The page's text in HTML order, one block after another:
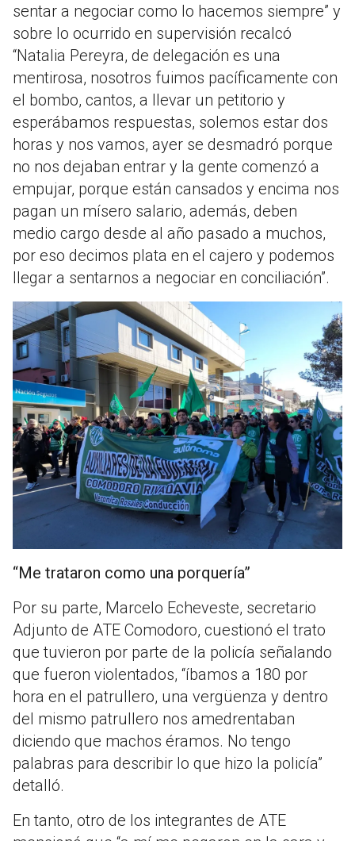
sentar a negociar como lo hacemos siempre” y
sobre lo ocurrido en supervisión recalcó
“Natalia Pereyra, de delegación es una
mentirosa, nosotros fuimos pacíficamente con
el bombo, cantos, a llevar un petitorio y
esperábamos respuestas, solemos estar dos
horas y nos vamos, ayer se desmadró porque
no nos dejaban entrar y la gente comenzó a
empujar, porque están cansados y encima nos
pagan un mísero salario, además, deben
medio cargo desde al año pasado a muchos,
por eso decimos plata en el cajero y podemos
llegar a sentarnos a negociar en conciliación”.
“Me trataron como una porquería”
Por su parte, Marcelo Echeveste, secretario
Adjunto de ATE Comodoro, cuestionó el trato
que tuvieron por parte de la policía señalando
que fueron violentados, “íbamos a 180 por
hora en el patrullero, una vergüenza y dentro
del mismo patrullero nos amedrentaban
diciendo que machos éramos. No tengo
palabras para describir lo que hizo la policía”
detalló.
En tanto, otro de los integrantes de ATE